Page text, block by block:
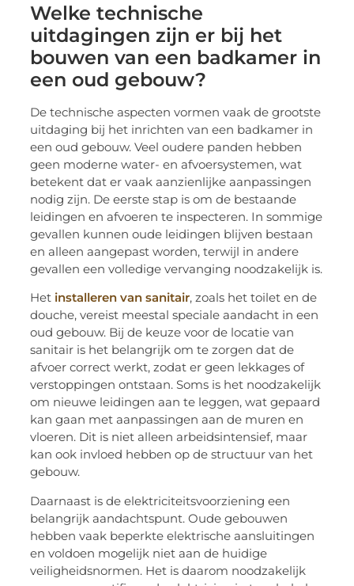
Welke technische
uitdagingen zijn er bij het
bouwen van een badkamer in
een oud gebouw?
De technische aspecten vormen vaak de grootste
uitdaging bij het inrichten van een badkamer in
een oud gebouw. Veel oudere panden hebben
geen moderne water- en afvoersystemen, wat
betekent dat er vaak aanzienlijke aanpassingen
nodig zijn. De eerste stap is om de bestaande
leidingen en afvoeren te inspecteren. In sommige
gevallen kunnen oude leidingen blijven bestaan
en alleen aangepast worden, terwijl in andere
gevallen een volledige vervanging noodzakelijk is.
Het installeren van sanitair, zoals het toilet en de
douche, vereist meestal speciale aandacht in een
oud gebouw. Bij de keuze voor de locatie van
sanitair is het belangrijk om te zorgen dat de
afvoer correct werkt, zodat er geen lekkages of
verstoppingen ontstaan. Soms is het noodzakelijk
om nieuwe leidingen aan te leggen, wat gepaard
kan gaan met aanpassingen aan de muren en
vloeren. Dit is niet alleen arbeidsintensief, maar
kan ook invloed hebben op de structuur van het
gebouw.
Daarnaast is de elektriciteitsvoorziening een
belangrijk aandachtspunt. Oude gebouwen
hebben vaak beperkte elektrische aansluitingen
en voldoen mogelijk niet aan de huidige
veiligheidsnormen. Het is daarom noodzakelijk